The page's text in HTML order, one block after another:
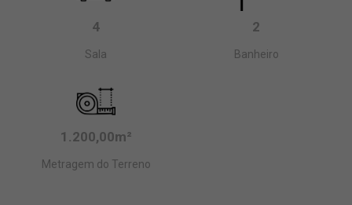
4
Sala
2
Banheiro
1.200,00m²
Metragem do Terreno